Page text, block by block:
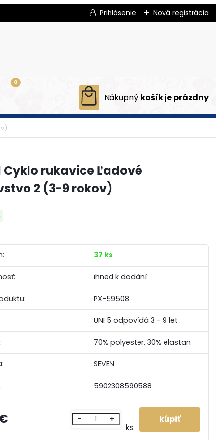
Prihlásenie Nová registrácia
0
Cyklo rukavice Ľadové
2 (3-9 rokov)
37 ks
Ihned k dodání
PX-59508
UNI 5 odpovídá 3 - 9 let
70% polyester, 30% elastan
SEVEN
5902308590588
- +
ks